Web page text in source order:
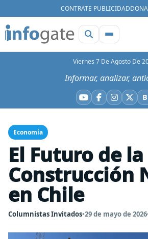
CONTRATE PUBLICIDAD
Viernes 7 De Agosto De
Informar, analizar,
YouTube
Facebook
X B
Economía
El Futuro de la
Construcción
en Chile
Columnistas Invitados•29 de mayo de 2026